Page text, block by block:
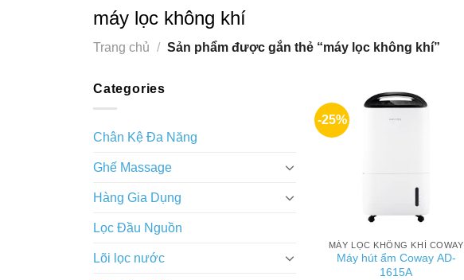
máy lọc không khí
Trang chủ / Sản phẩm được gắn thẻ “máy lọc không khí”
Categories
Chân Kệ Đa Năng
Ghế Massage
Hàng Gia Dụng
Lọc Đầu Nguồn
Lõi lọc nước
-25%
MÁY LỌC KHÔNG KHÍ COWAY
Máy hút ẩm Coway AD-
1615A